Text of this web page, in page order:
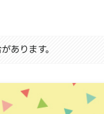
あります。